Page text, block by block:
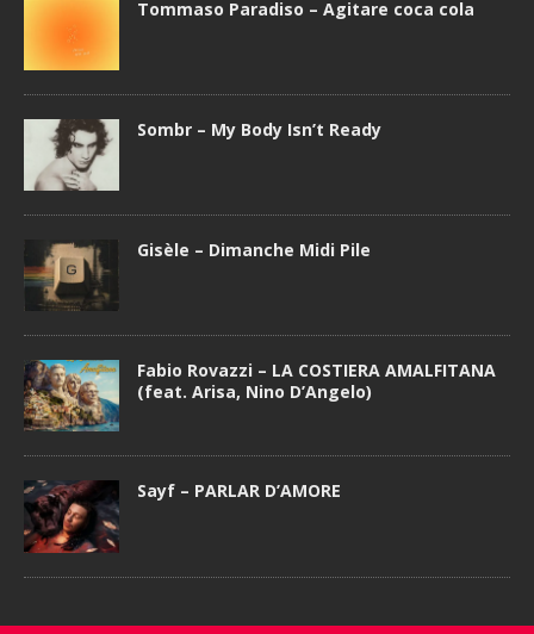
Tommaso Paradiso – Agitare coca cola
Sombr – My Body Isn’t Ready
Gisèle – Dimanche Midi Pile
Fabio Rovazzi – LA COSTIERA AMALFITANA
(feat. Arisa, Nino D’Angelo)
Sayf – PARLAR D’AMORE